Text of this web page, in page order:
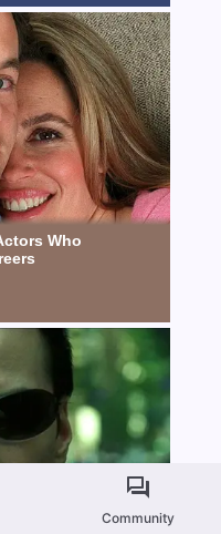
Community